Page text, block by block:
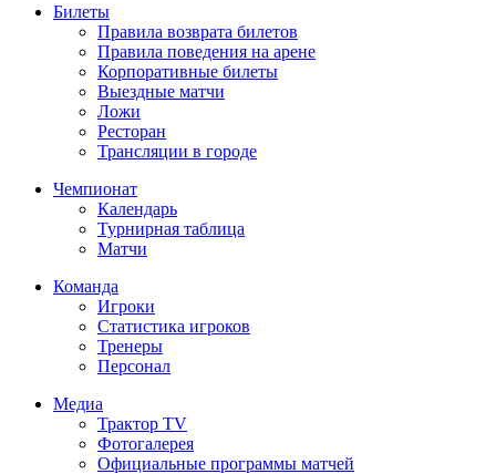
Билеты
Правила возврата билетов
Правила поведения на арене
Корпоративные билеты
Выездные матчи
Ложи
Ресторан
Трансляции в городе
Чемпионат
Календарь
Турнирная таблица
Матчи
Команда
Игроки
Статистика игроков
Тренеры
Персонал
Медиа
Трактор TV
Фотогалерея
Официальные программы матчей